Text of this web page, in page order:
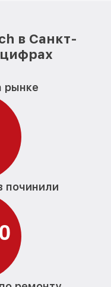
в Санкт-
рынке
починили
0